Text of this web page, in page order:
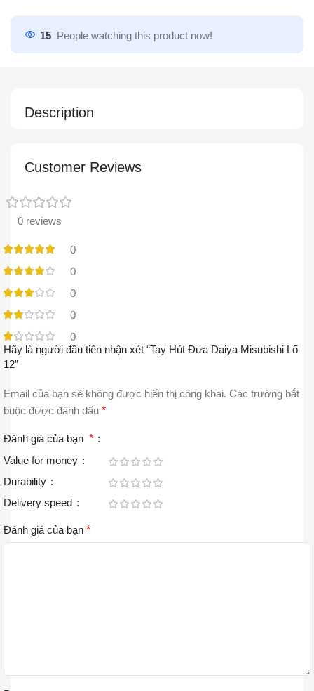
15 People watching this product now!
Description
Customer Reviews
0 reviews
0
0
0
0
0
Hãy là người đầu tiên nhận xét “Tay Hút Đưa Daiya Misubishi Lổ
12”
Email của bạn sẽ không được hiển thị công khai. Các trường bắt
buộc được đánh dấu *
Đánh giá của bạn *
Value for money
Durability
Delivery speed
Đánh giá của bạn *